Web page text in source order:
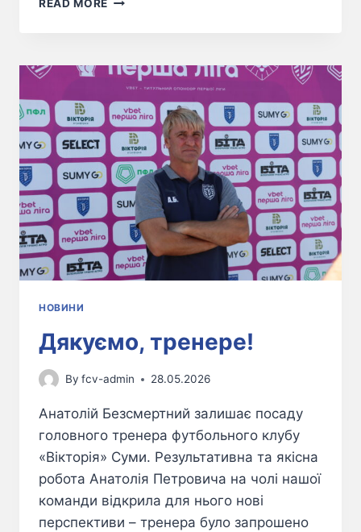
READ MORE
НОВИНИ
Дякуємо, тренере!
By fcv-admin 28.05.2026
Анатолій Безсмертний залишає посаду
головного тренера футбольного клубу
«Вікторія» Суми. Результативна та якісна
робота Анатолія Петровича на чолі нашої
команди відкрила для нього нові
перспективи – тренера було запрошено